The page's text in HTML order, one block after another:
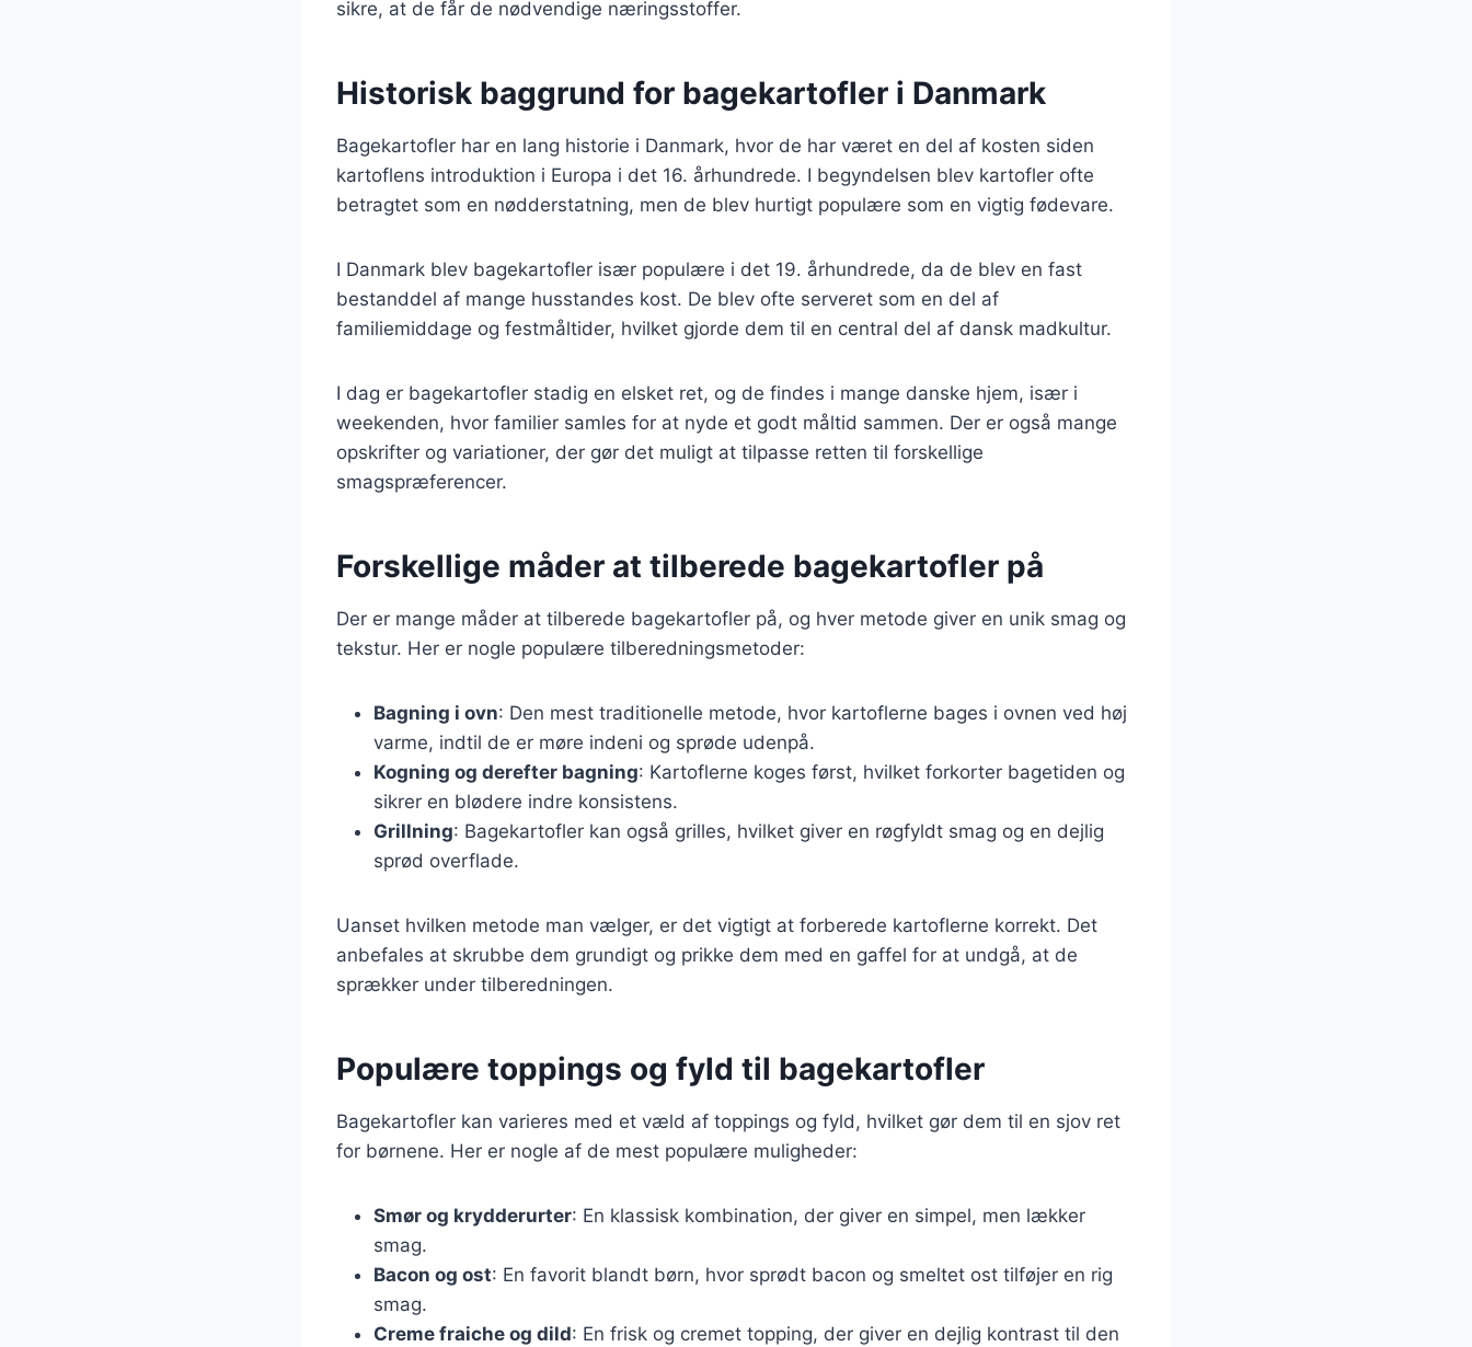
sikre, at de får de nødvendige næringsstoffer.
Historisk baggrund for bagekartofler i Danmark
Bagekartofler har en lang historie i Danmark, hvor de har været en del af kosten siden
kartoflens introduktion i Europa i det 16. århundrede. I begyndelsen blev kartofler ofte
betragtet som en nødderstatning, men de blev hurtigt populære som en vigtig fødevare.
I Danmark blev bagekartofler især populære i det 19. århundrede, da de blev en fast
bestanddel af mange husstandes kost. De blev ofte serveret som en del af
familiemiddage og festmåltider, hvilket gjorde dem til en central del af dansk madkultur.
I dag er bagekartofler stadig en elsket ret, og de findes i mange danske hjem, især i
weekenden, hvor familier samles for at nyde et godt måltid sammen. Der er også mange
opskrifter og variationer, der gør det muligt at tilpasse retten til forskellige
smagspræferencer.
Forskellige måder at tilberede bagekartofler på
Der er mange måder at tilberede bagekartofler på, og hver metode giver en unik smag og
tekstur. Her er nogle populære tilberedningsmetoder:
Bagning i ovn: Den mest traditionelle metode, hvor kartoflerne bages i ovnen ved høj
varme, indtil de er møre indeni og sprøde udenpå.
Kogning og derefter bagning: Kartoflerne koges først, hvilket forkorter bagetiden og
sikrer en blødere indre konsistens.
Grillning: Bagekartofler kan også grilles, hvilket giver en røgfyldt smag og en dejlig
sprød overflade.
Uanset hvilken metode man vælger, er det vigtigt at forberede kartoflerne korrekt. Det
anbefales at skrubbe dem grundigt og prikke dem med en gaffel for at undgå, at de
sprækker under tilberedningen.
Populære toppings og fyld til bagekartofler
Bagekartofler kan varieres med et væld af toppings og fyld, hvilket gør dem til en sjov ret
for børnene. Her er nogle af de mest populære muligheder:
Smør og krydderurter: En klassisk kombination, der giver en simpel, men lækker
smag.
Bacon og ost: En favorit blandt børn, hvor sprødt bacon og smeltet ost tilføjer en rig
smag.
Creme fraiche og dild: En frisk og cremet topping, der giver en dejlig kontrast til den